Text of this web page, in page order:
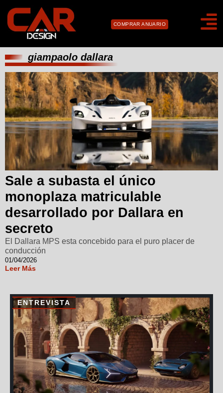
COMPRAR ANUARIO
giampaolo dallara
Sale a subasta el único
monoplaza matriculable
desarrollado por Dallara en
secreto
El Dallara MPS esta concebido para el puro placer de
conducción
01/04/2026
Leer Más
ENTREVISTA